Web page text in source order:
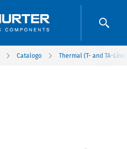
Catalogo Thermal (T- and TA-Line)